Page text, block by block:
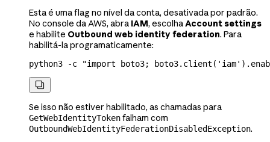
Esta é uma flag no nível da conta, desativada por padrão.
No console da AWS, abra IAM, escolhaAccount settings
e habilite Outbound web identity federation. Para
habilitá-la programaticamente:
python3 -c "import boto3;

Se isso não estiver habilitado, as chamadas para
GetWebIdentityTokenfalham com
OutboundWebIdentityFederationDisabledException.